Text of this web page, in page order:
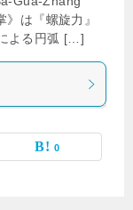
は『螺旋力』
よる円弧 […]
0